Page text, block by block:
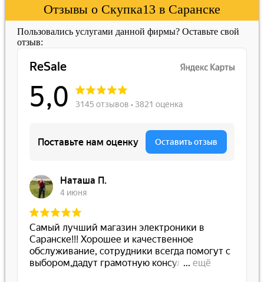
Отзывы о Скупка13 в Саранске
Пользовались услугами данной фирмы? Оставьте свой
отзыв: